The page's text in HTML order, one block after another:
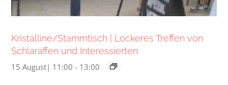
Kristalline/Stammtisch | Lockeres Treffen von
Schlaraffen und Interessierten
15 August| 11:00 - 13:00